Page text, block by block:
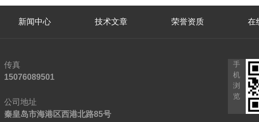
新闻中心 技术文章 荣誉资质 在
传真
15076089501
公司地址
秦皇岛市海港区西港北路85号
手
机
浏
览